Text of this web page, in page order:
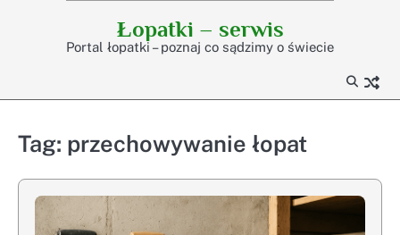
Łopatki – serwis
Portal łopatki – poznaj co sądzimy o świecie
Tag: przechowywanie łopat